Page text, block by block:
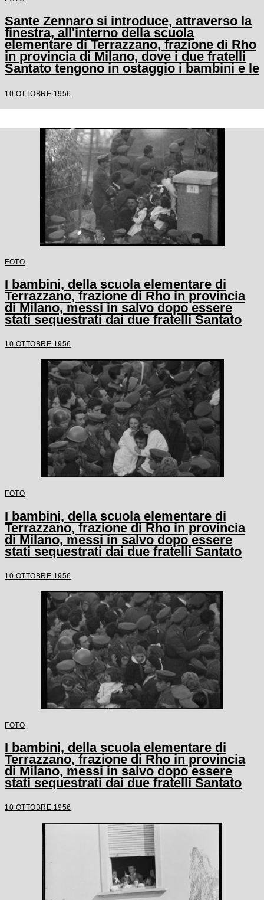
Sante Zennaro si introduce, attraverso la
finestra, all'interno della scuola
elementare di Terrazzano, frazione di Rho
in provincia di Milano, dove i due fratelli
Santato tengono in ostaggio i bambini e le
tre maestre
10 OTTOBRE 1956
FOTO
I bambini, della scuola elementare di
Terrazzano, frazione di Rho in provincia
di Milano, messi in salvo dopo essere
stati sequestrati dai due fratelli Santato
10 OTTOBRE 1956
FOTO
I bambini, della scuola elementare di
Terrazzano, frazione di Rho in provincia
di Milano, messi in salvo dopo essere
stati sequestrati dai due fratelli Santato
10 OTTOBRE 1956
FOTO
I bambini, della scuola elementare di
Terrazzano, frazione di Rho in provincia
di Milano, messi in salvo dopo essere
stati sequestrati dai due fratelli Santato
10 OTTOBRE 1956